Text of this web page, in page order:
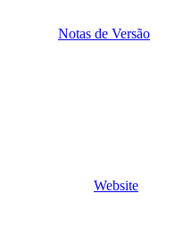
Notas de Versão
Website